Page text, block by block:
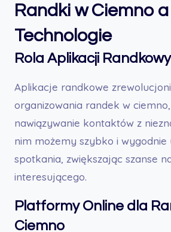
Randki w Ciemno a
Technologie
Rola Aplikacji
Aplikacje randkowe
organizowania randek w
nawiązywanie kontaktów z
nim możemy szybko i wygodnie
spotkania, zwiększając szanse
interesującego.
Platformy Online dla
Ciemno